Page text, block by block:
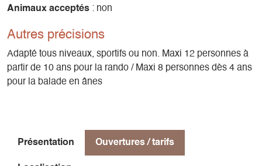
en s'amusant !
Animaux acceptés : non
Autres précisions
Adapté tous niveaux, sportifs ou non. Maxi 12 personnes à
partir de 10 ans pour la rando / Maxi 8 personnes dès 4 ans
pour la balade en ânes
Présentation Ouvertures / tarifs